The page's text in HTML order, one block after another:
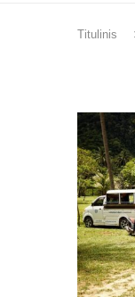
Titulinis